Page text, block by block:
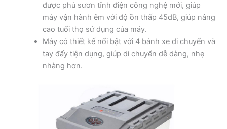
được phủ sươn tĩnh điện công nghệ mới, giúp
máy vận hành êm với độ ồn thấp 45dB, giúp nâng
cao tuổi thọ sử dụng của máy.
Máy có thiết kế nổi bật với 4 bánh xe di chuyển và
tay đẩy tiện dụng, giúp di chuyển dễ dàng, nhẹ
nhàng hơn.